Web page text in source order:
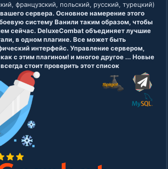
французский, польский, русский, турецкий)
сервера. Основное намерение этого
систему Ванили таким образом, чтобы
сейчас. DeluxeCombat объединяет лучшие
в одном плагине. Все может быть
интерфейс. Управление сервером,
с этим плагином! и многое другое ... Новые
стоит проверить этот список